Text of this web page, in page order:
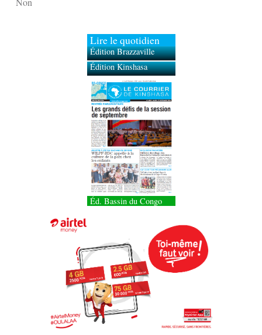
Lire le quotidien
Édition Brazzaville
Édition Kinshasa
Éd. Bassin du Congo